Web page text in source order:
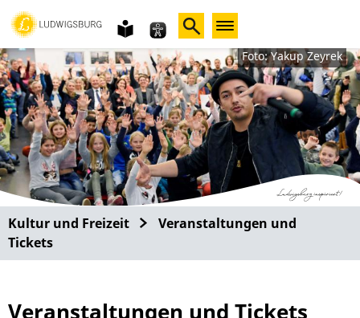
Gebärdensprache
leichte
Sprache Foto: Yakup Zeyrek
Kultur und Freizeit
Veranstaltungen und
Tickets
Veranstaltungen und Tickets